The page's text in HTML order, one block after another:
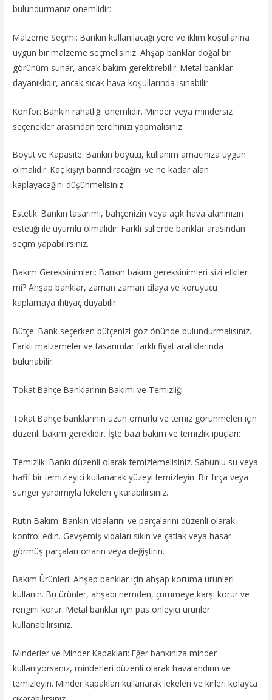
bulundurmanız önemlidir:
Malzeme Seçimi: Bankın kullanılacağı yere ve iklim koşullarına
uygun bir malzeme seçmelisiniz. Ahşap banklar doğal bir
görünüm sunar, ancak bakım gerektirebilir. Metal banklar
dayanıklıdır, ancak sıcak hava koşullarında ısınabilir.
Konfor: Bankın rahatlığı önemlidir. Minder veya mindersiz
seçenekler arasından tercihinizi yapmalısınız.
Boyut ve Kapasite: Bankın boyutu, kullanım amacınıza uygun
olmalıdır. Kaç kişiyi barındıracağını ve ne kadar alan
kaplayacağını düşünmelisiniz.
Estetik: Bankın tasarımı, bahçenizin veya açık hava alanınızın
estetiği ile uyumlu olmalıdır. Farklı stillerde banklar arasından
seçim yapabilirsiniz.
Bakım Gereksinimleri: Bankın bakım gereksinimleri sizi etkiler
mi? Ahşap banklar, zaman zaman cilaya ve koruyucu
kaplamaya ihtiyaç duyabilir.
Bütçe: Bank seçerken bütçenizi göz önünde bulundurmalısınız.
Farklı malzemeler ve tasarımlar farklı fiyat aralıklarında
bulunabilir.
Tokat Bahçe Banklarının Bakımı ve Temizliği
Tokat Bahçe banklarının uzun ömürlü ve temiz görünmeleri için
düzenli bakım gereklidir. İşte bazı bakım ve temizlik ipuçları:
Temizlik: Bankı düzenli olarak temizlemelisiniz. Sabunlu su veya
hafif bir temizleyici kullanarak yüzeyi temizleyin. Bir fırça veya
sünger yardımıyla lekeleri çıkarabilirsiniz.
Rutin Bakım: Bankın vidalarını ve parçalarını düzenli olarak
kontrol edin. Gevşemiş vidaları sıkın ve çatlak veya hasar
görmüş parçaları onarın veya değiştirin.
Bakım Ürünleri: Ahşap banklar için ahşap koruma ürünleri
kullanın. Bu ürünler, ahşabı nemden, çürümeye karşı korur ve
rengini korur. Metal banklar için pas önleyici ürünler
kullanabilirsiniz.
Minderler ve Minder Kapakları: Eğer bankınıza minder
kullanıyorsanız, minderleri düzenli olarak havalandırın ve
temizleyin. Minder kapakları kullanarak lekeleri ve kirleri kolayca